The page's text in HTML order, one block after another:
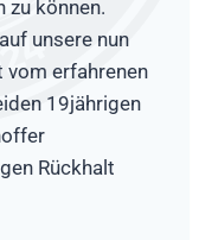
zu können.
unsere nun
vom erfahrenen
19jährigen
Rückhalt